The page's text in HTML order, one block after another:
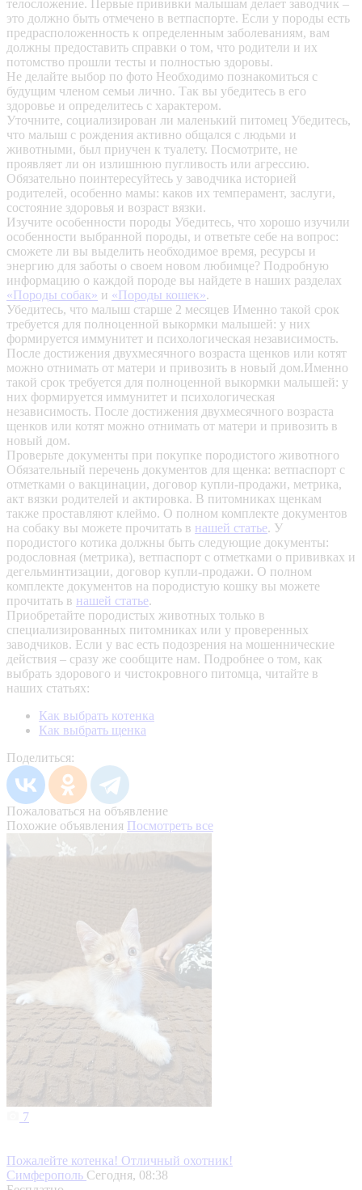
телосложение. Первые прививки малышам делает заводчик –
это должно быть отмечено в ветпаспорте. Если у породы есть
предрасположенность к определенным заболеваниям, вам
должны предоставить справки о том, что родители и их
потомство прошли тесты и полностью здоровы.
Не делайте выбор по фото Необходимо познакомиться с
будущим членом семьи лично. Так вы убедитесь в его
здоровье и определитесь с характером.
Уточните, социализирован ли маленький питомец Убедитесь,
что малыш с рождения активно общался с людьми и
животными, был приучен к туалету. Посмотрите, не
проявляет ли он излишнюю пугливость или агрессию.
Обязательно поинтересуйтесь у заводчика историей
родителей, особенно мамы: каков их темперамент, заслуги,
состояние здоровья и возраст вязки.
Изучите особенности породы Убедитесь, что хорошо изучили
особенности выбранной породы, и ответьте себе на вопрос:
сможете ли вы выделить необходимое время, ресурсы и
энергию для заботы о своем новом любимце? Подробную
информацию о каждой породе вы найдете в наших разделах
«Породы собак» и «Породы кошек».
Убедитесь, что малыш старше 2 месяцев Именно такой срок
требуется для полноценной выкормки малышей: у них
формируется иммунитет и психологическая независимость.
После достижения двухмесячного возраста щенков или котят
можно отнимать от матери и привозить в новый дом.Именно
такой срок требуется для полноценной выкормки малышей: у
них формируется иммунитет и психологическая
независимость. После достижения двухмесячного возраста
щенков или котят можно отнимать от матери и привозить в
новый дом.
Проверьте документы при покупке породистого животного
Обязательный перечень документов для щенка: ветпаспорт с
отметками о вакцинации, договор купли-продажи, метрика,
акт вязки родителей и актировка. В питомниках щенкам
также проставляют клеймо. О полном комплекте документов
на собаку вы можете прочитать в нашей статье. У
породистого котика должны быть следующие документы:
родословная (метрика), ветпаспорт с отметками о прививках и
дегельминтизации, договор купли-продажи. О полном
комплекте документов на породистую кошку вы можете
прочитать в нашей статье.
Приобретайте породистых животных только в
специализированных питомниках или у проверенных
заводчиков. Если у вас есть подозрения на мошеннические
действия – сразу же сообщите нам. Подробнее о том, как
выбрать здорового и чистокровного питомца, читайте в
наших статьях:
Как выбрать котенка
Как выбрать щенка
Поделиться:
Пожаловаться на объявление
Похожие объявления Посмотреть все
7
Пожалейте котенка! Отличный охотник!
Симферополь Сегодня, 08:38